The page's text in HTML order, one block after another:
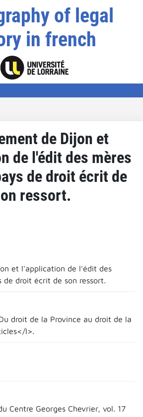
of legal
in french
de Dijon et
de l'édit des mères
de droit écrit de
ressort.
et l'application de l'édit des
de droit écrit de son ressort.
droit de la Province au droit de la
I>.
Centre Georges Chevrier, vol. 17